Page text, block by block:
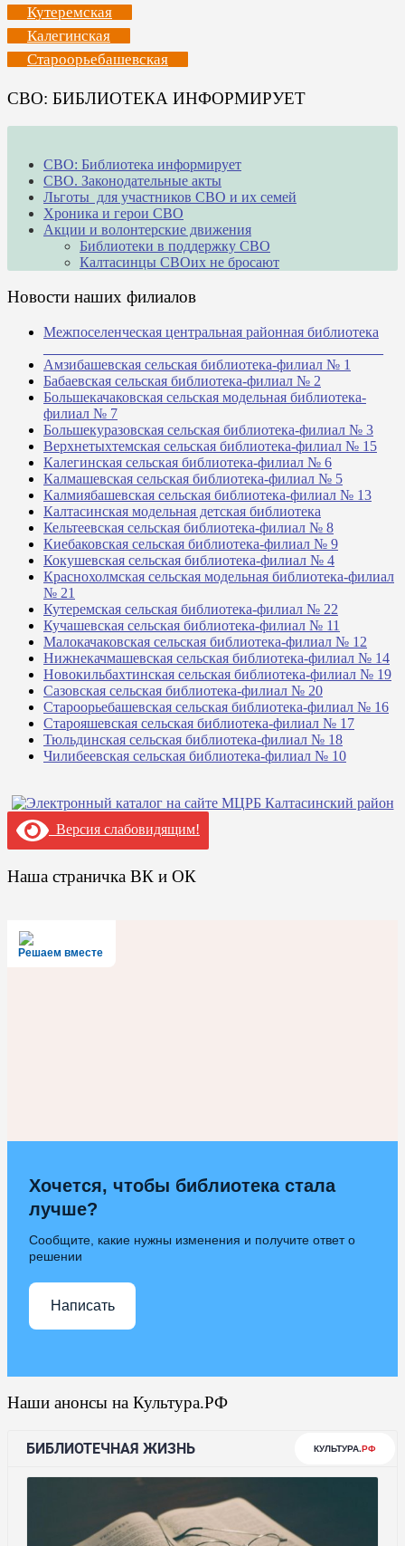
Кутеремская
Калегинская
Староорьебашевская
СВО: БИБЛИОТЕКА ИНФОРМИРУЕТ
СВО: Библиотека информирует
СВО. Законодательные акты
Льготы для участников СВО и их семей
Хроника и герои СВО
Акции и волонтерские движения
Библиотеки в поддержку СВО
Калтасинцы СВОих не бросают
Новости наших филиалов
Межпоселенческая центральная районная библиотека
Амзибашевская сельская библиотека-филиал № 1
Бабаевская сельская библиотека-филиал № 2
Большекачаковская сельская модельная библиотека-
филиал № 7
Большекуразовская сельская библиотека-филиал № 3
Верхнетыхтемская сельская библиотека-филиал № 15
Калегинская сельская библиотека-филиал № 6
Калмашевская сельская библиотека-филиал № 5
Калмиябашевская сельская библиотека-филиал № 13
Калтасинская модельная детская библиотека
Кельтеевская сельская библиотека-филиал № 8
Киебаковская сельская библиотека-филиал № 9
Кокушевская сельская библиотека-филиал № 4
Краснохолмская сельская модельная библиотека-филиал
№ 21
Кутеремская сельская библиотека-филиал № 22
Кучашевская сельская библиотека-филиал № 11
Малокачаковская сельская библиотека-филиал № 12
Нижнекачмашевская сельская библиотека-филиал № 14
Новокильбахтинская сельская библиотека-филиал № 19
Сазовская сельская библиотека-филиал № 20
Староорьебашевская сельская библиотека-филиал № 16
Старояшевская сельская библиотека-филиал № 17
Тюльдинская сельская библиотека-филиал № 18
Чилибеевская сельская библиотека-филиал № 10
Версия слабовидящим!
Наша страничка ВК и ОК
Решаем вместе
Хочется, чтобы библиотека стала
лучше?
Сообщите, какие нужны изменения и получите ответ о
решении
Написать
Наши анонсы на Культура.РФ